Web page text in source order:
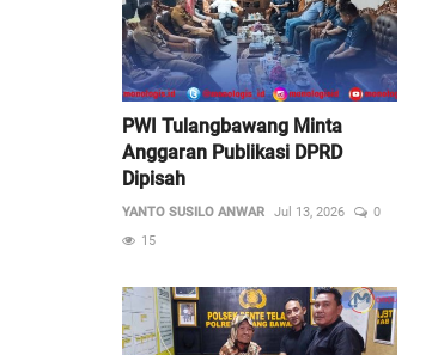
PWI Tulangbawang Minta
Anggaran Publikasi DPRD
Dipisah
YANTO SUSILO ANWAR Jul 13, 2026
0
15